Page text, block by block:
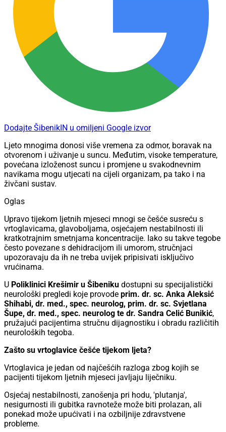
Dodajte ŠibenikIN u omiljeni Google izvor
Ljeto mnogima donosi više vremena za odmor, boravak na
otvorenom i uživanje u suncu. Međutim, visoke temperature,
povećana izloženost suncu i promjene u svakodnevnim
navikama mogu utjecati na cijeli organizam, pa tako i na
živčani sustav.
Oglas
Upravo tijekom ljetnih mjeseci mnogi se češće susreću s
vrtoglavicama, glavoboljama, osjećajem nestabilnosti ili
kratkotrajnim smetnjama koncentracije. Iako su takve tegobe
često povezane s dehidracijom ili umorom, stručnjaci
upozoravaju da ih ne treba uvijek pripisivati isključivo
vrućinama.
U Poliklinici Krešimir u Šibeniku dostupni su specijalistički
neurološki pregledi koje provode prim. dr. sc. Anka Aleksić
Shihabi, dr. med., spec. neurolog, prim. dr. sc. Svjetlana
Šupe, dr. med., spec. neurolog te dr. Sandra Celić Bunikić,
pružajući pacijentima stručnu dijagnostiku i obradu različitih
neuroloških tegoba.
Zašto su vrtoglavice češće tijekom ljeta?
Vrtoglavica je jedan od najčešćih razloga zbog kojih se
pacijenti tijekom ljetnih mjeseci javljaju liječniku.
Osjećaj nestabilnosti, zanošenja pri hodu, 'plutanja',
nesigurnosti ili gubitka ravnoteže može biti prolazan, ali
ponekad može upućivati i na ozbiljnije zdravstvene
probleme.